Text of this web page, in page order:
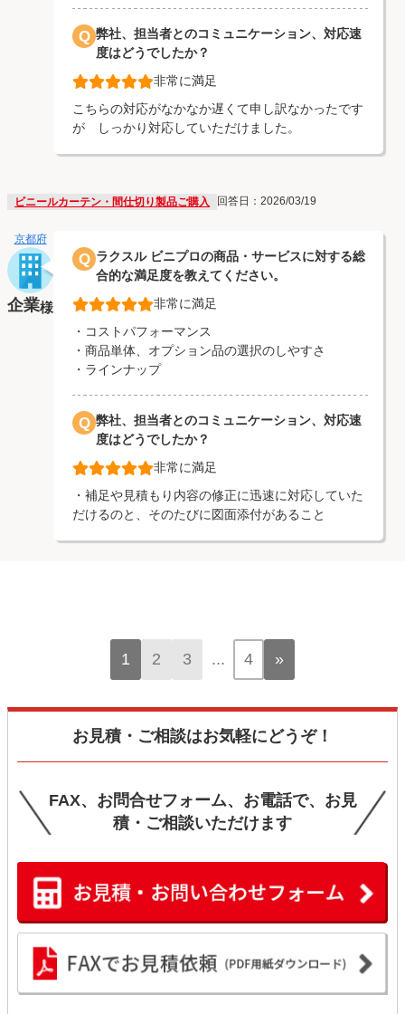
Q 弊社、担当者とのコミュニケーション、対応速
度はどうでしたか？
非常に満足
こちらの対応がなかなか遅くて申し訳なかったです
が しっかり対応していただけました。
ビニールカーテン・間仕切り製品ご購入 回答日：2026/03/19
京都府
企業様
Q ラクスル ビニプロの商品・サービスに対する総
合的な満足度を教えてください。
非常に満足
・コストパフォーマンス
・商品単体、オプション品の選択のしやすさ
・ラインナップ
Q 弊社、担当者とのコミュニケーション、対応速
度はどうでしたか？
非常に満足
・補足や見積もり内容の修正に迅速に対応していた
だけるのと、そのたびに図面添付があること
1 2 3 ... 4 »
お見積・ご相談はお気軽にどうぞ！
FAX、お問合せフォーム、お電話で、お見
積・ご相談いただけます